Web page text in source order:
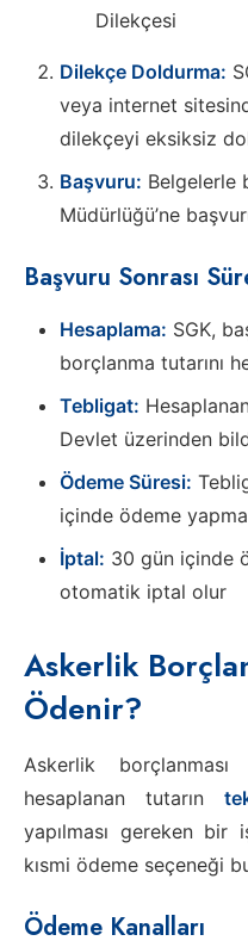
Dilekçesi
Dilekçe Doldurma:
veya internet
dilekçeyi eksiksiz
Başvuru: Belgelerle
Müdürlüğü’ne
Başvuru Sonrası
Hesaplama: SGK,
borçlanma tutarını
Tebligat:
Devlet üzerinden
Ödeme Süresi:
içinde ödeme
İptal: 30 gün içinde
otomatik iptal olur
Askerlik
Ödenir?
Askerlik
hesaplanan tutarın
yapılması gereken bir
kısmi ödeme seçeneği
Ödeme Kanalları